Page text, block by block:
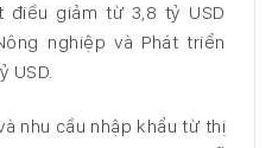
điều giảm từ 3,8 tỷ USD
nghiệp và Phát triển
USD.
nhu cầu nhập khẩu từ thị